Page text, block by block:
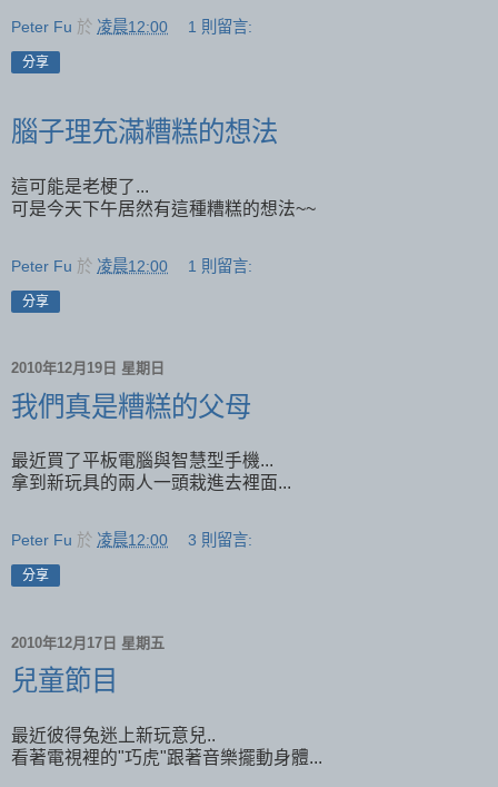
Peter Fu 於 凌晨12:00 1 則留言:
分享
腦子理充滿糟糕的想法
這可能是老梗了...
可是今天下午居然有這種糟糕的想法~~
Peter Fu 於 凌晨12:00 1 則留言:
分享
2010年12月19日 星期日
我們真是糟糕的父母
最近買了平板電腦與智慧型手機...
拿到新玩具的兩人一頭栽進去裡面...
Peter Fu 於 凌晨12:00 3 則留言:
分享
2010年12月17日 星期五
兒童節目
最近彼得兔迷上新玩意兒..
看著電視裡的"巧虎"跟著音樂擺動身體...